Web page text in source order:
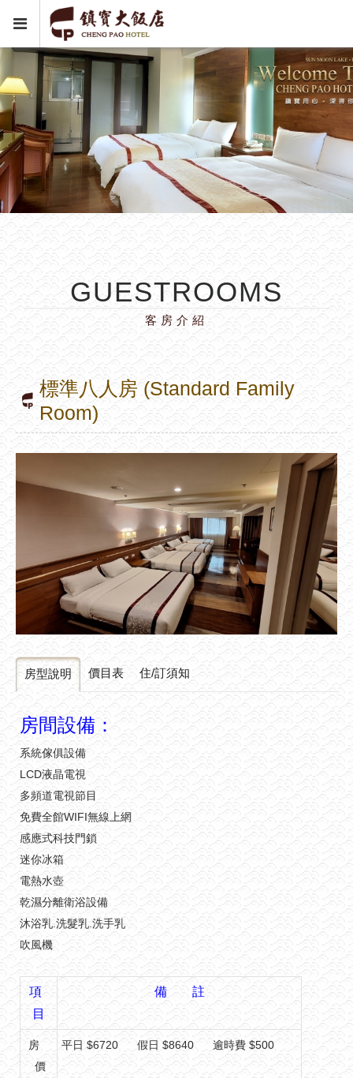
GUESTROOMS
客房介紹
標準八人房 (Standard Family
Room)
房型說明 價目表 住/訂須知
房間設備：
系統傢俱設備
LCD液晶電視
多頻道電視節目
免費全館WIFI無線上網
感應式科技門鎖
迷你冰箱
電熱水壺
乾濕分離衛浴設備
沐浴乳.洗髮乳.洗手乳
吹風機
項
目
備 註
房
價
平日 $6720 假日 $8640 逾時費 $500